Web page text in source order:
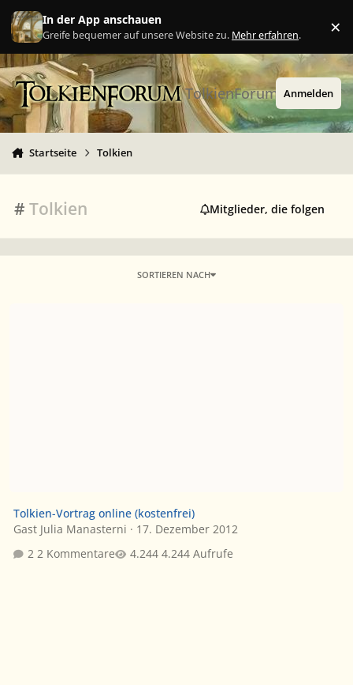
Zu Inhalt springen
In der App anschauen
Greife bequemer auf unsere Website zu. Mehr erfahren. ×
TolkienForum Anmelden
Startseite Tolkien
# Tolkien Mitglieder, die folgen
SORTIEREN NACH
Tolkien-Vortrag online (kostenfrei)
Gast Julia Manasterni · 17. Dezember 2012
2 Kommentare
4.244 Aufrufe